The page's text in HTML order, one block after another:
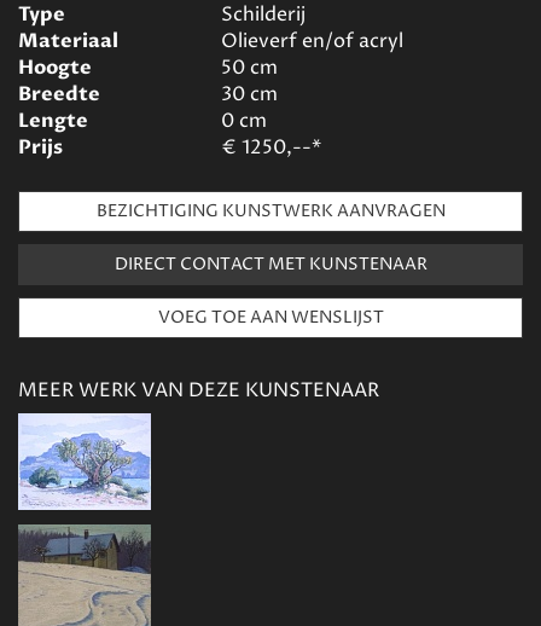
Type
Schilderij
Materiaal
Olieverf en/of acryl
Hoogte
50cm
Breedte
30cm
Lengte
0cm
Prijs
€ 1250,--*
BEZICHTIGING KUNSTWERK AANVRAGEN
DIRECT CONTACT MET KUNSTENAAR
MEER WERK VAN DEZE KUNSTENAAR